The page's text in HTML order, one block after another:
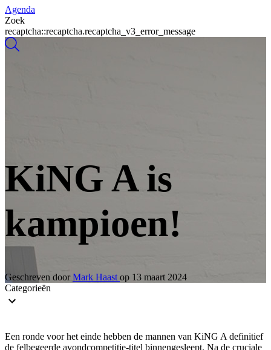
Agenda
Zoek
recaptcha::recaptcha.recaptcha_v3_error_message
KiNG A is
kampioen!
Geschreven doorMark Haast op 13 maart 2024
Categorieën
Een ronde voor het einde hebben de mannen van KiNG A definitief
de felbegeerde avondcompetitie-titel binnengesleept. Na de cruciale